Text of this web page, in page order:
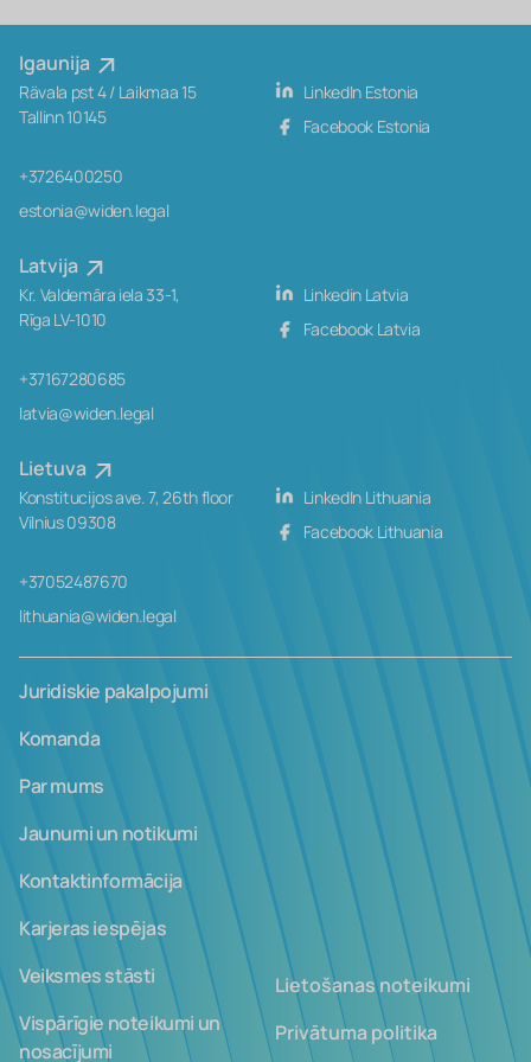
Igaunija
Rävala pst 4 / Laikmaa 15
Tallinn 10145
+3726400250
estonia@widen.legal
LinkedIn Estonia
Facebook Estonia
Latvija
Kr. Valdemāra iela 33-1,
Rīga LV-1010
+37167280685
latvia@widen.legal
Linkedin Latvia
Facebook Latvia
Lietuva
Konstitucijos ave. 7, 26th floor
Vilnius 09308
+37052487670
lithuania@widen.legal
LinkedIn Lithuania
Facebook Lithuania
Juridiskie pakalpojumi
Komanda
Par mums
Jaunumi un notikumi
Kontaktinformācija
Karjeras iespējas
Veiksmes stāsti
Vispārīgie noteikumi un
nosacījumi
Lietošanas noteikumi
Privātuma politika